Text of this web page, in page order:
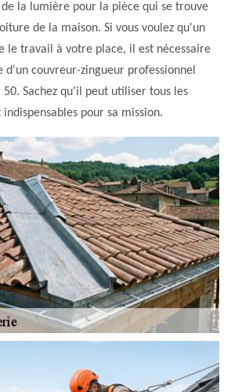
la lumière pour la pièce qui se trouve
de la maison. Si vous voulez qu'un
le travail à votre place, il est nécessaire
couvreur-zingueur professionnel
Sachez qu'il peut utiliser tous les
pour sa mission.